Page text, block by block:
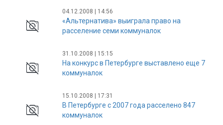
04.12.2008 | 14:56
«Альтернатива» выиграла право на
расселение семи коммуналок
31.10.2008 | 15:15
На конкурс в Петербурге выставлено еще 7
коммуналок
15.10.2008 | 17:31
В Петербурге с 2007 года расселено 847
коммуналок